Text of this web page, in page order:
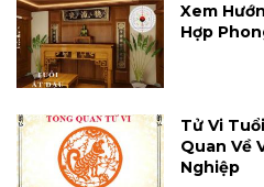
Xem
Hợp
Tử Vi
Quan Về
Nghiệp